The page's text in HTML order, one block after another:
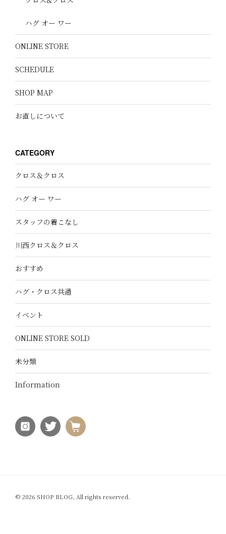
ハグ オー ワー
ONLINE STORE
SCHEDULE
SHOP MAP
お直しについて
CATEGORY
クロス＆クロス
ハグ オー ワー
スタッフの着こなし
川西クロス＆クロス
おすすめ
ハグ・クロス共通
イベント
ONLINE STORE SOLD
未分類
Information
© 2026 SHOP BLOG, All rights reserved.